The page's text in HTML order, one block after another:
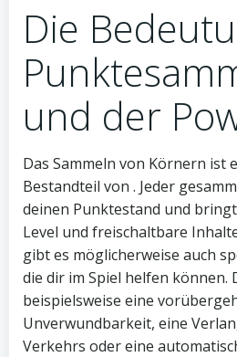
Die
und der
Das Sammeln von Körnern ist
Bestandteil von . Jeder
deinen Punktestand und
Level und freischaltbare
gibt es möglicherweise auch
die dir im Spiel helfen können.
beispielsweise eine
Unverwundbarkeit, eine
Verkehrs oder eine